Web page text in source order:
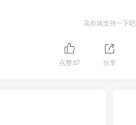
喜欢就支持一下吧
点赞57 分享